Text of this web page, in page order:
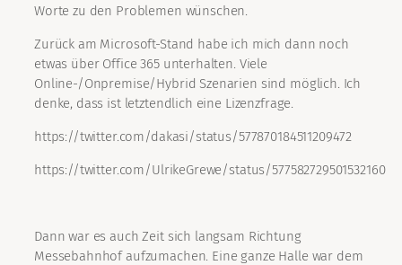
Worte zu den Problemen wünschen.
Zurück am Microsoft-Stand habe ich mich dann noch
etwas über Office 365 unterhalten. Viele
Online-/Onpremise/Hybrid Szenarien sind möglich. Ich
denke, dass ist letztendlich eine Lizenzfrage.
https://twitter.com/dakasi/status/577870184511209472
https://twitter.com/UlrikeGrewe/status/577582729501532160
Dann war es auch Zeit sich langsam Richtung
Messebahnhof aufzumachen. Eine ganze Halle war dem